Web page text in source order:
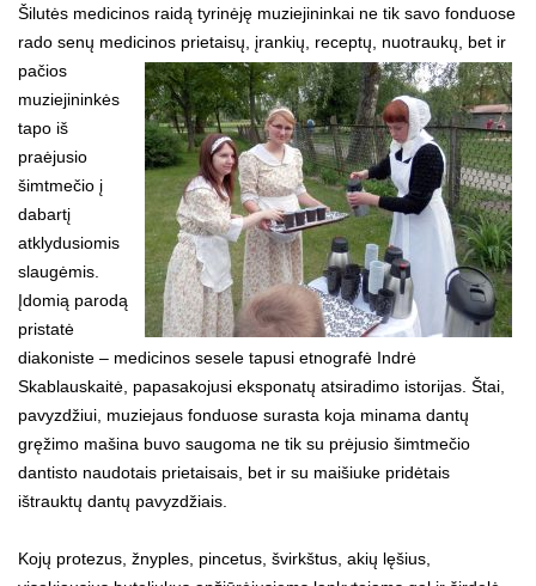
Šilutės medicinos raidą tyrinėję muziejininkai ne tik savo fonduose
rado senų medicinos prietaisų, įrankių, receptų, nuotraukų, bet ir
pačios
muziejininkės
tapo iš
praėjusio
šimtmečio į
dabartį
atklydusiomis
slaugėmis.
Įdomią parodą
pristatė
diakoniste – medicinos sesele tapusi etnografė Indrė
Skablauskaitė, papasakojusi eksponatų atsiradimo istorijas. Štai,
pavyzdžiui, muziejaus fonduose surasta koja minama dantų
gręžimo mašina buvo saugoma ne tik su prėjusio šimtmečio
dantisto naudotais prietaisais, bet ir su maišiuke pridėtais
ištrauktų dantų pavyzdžiais.
Kojų protezus, žnyples, pincetus, švirkštus, akių lęšius,